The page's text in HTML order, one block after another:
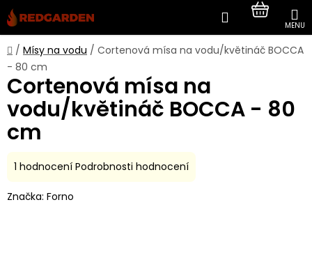
Přejít
na
obsah
Hledat
KOŠÍK
Domů
/ Mísy na vodu / Cortenová mísa na vodu/květináč BOCCA
- 80 cm
Cortenová mísa na
vodu/květináč BOCCA - 80
cm
Průměrné
produktu
1 hodnocení Podrobnosti hodnocení
Značka: Forno